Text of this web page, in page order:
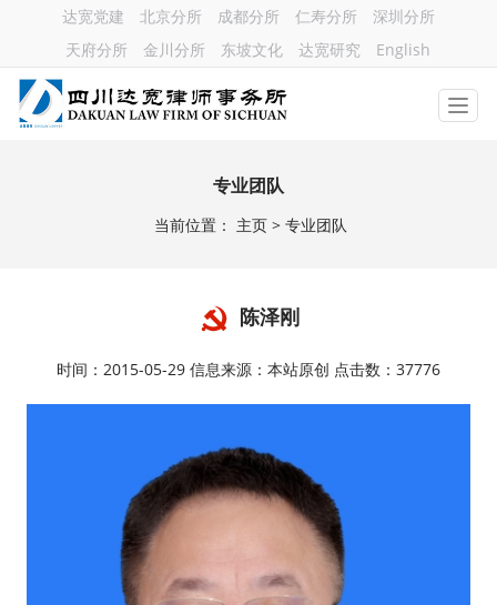
达宽党建 北京分所 成都分所 仁寿分所
深圳分所
天府分所
金川分所 东坡文化 达宽研究 English
专业团队
当前位置： 主页> 专业团队
陈泽刚
时间：2015-05-29 信息来源：本站原创 点击数：37776